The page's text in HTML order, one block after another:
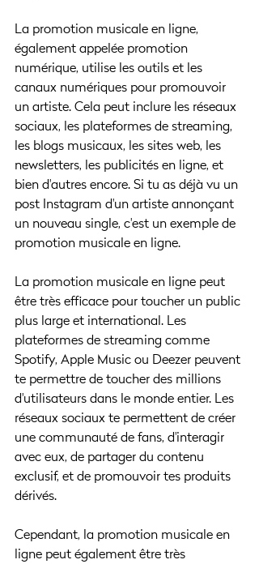
La promotion musicale en ligne,
également appelée promotion
numérique, utilise les outils et les
canaux numériques pour promouvoir
un artiste. Cela peut inclure les réseaux
sociaux, les plateformes de streaming,
les blogs musicaux, les sites web, les
newsletters, les publicités en ligne, et
bien d'autres encore. Si tu as déjà vu un
post Instagram d'un artiste annonçant
un nouveau single, c'est un exemple de
promotion musicale en ligne.
La promotion musicale en ligne peut
être très efficace pour toucher un public
plus large et international. Les
plateformes de streaming comme
Spotify, Apple Music ou Deezer peuvent
te permettre de toucher des millions
d'utilisateurs dans le monde entier. Les
réseaux sociaux te permettent de créer
une communauté de fans, d'interagir
avec eux, de partager du contenu
exclusif, et de promouvoir tes produits
dérivés.
Cependant, la promotion musicale en
ligne peut également être très